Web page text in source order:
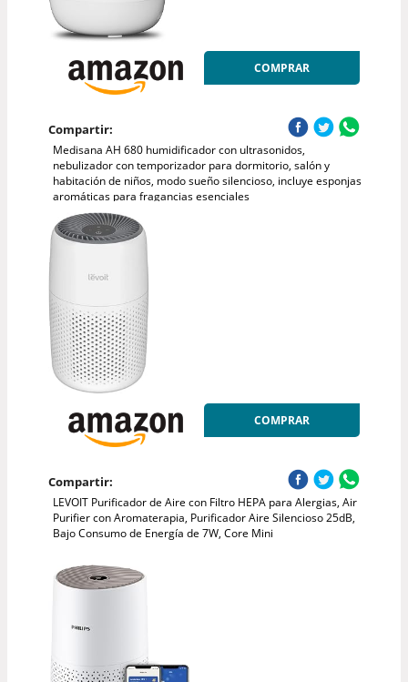
COMPRAR
Compartir:
Medisana AH 680 humidificador con ultrasonidos,
nebulizador con temporizador para dormitorio, salón y
habitación de niños, modo sueño silencioso, incluye esponjas
aromáticas para fragancias esenciales
COMPRAR
Compartir:
LEVOIT Purificador de Aire con Filtro HEPA para Alergias, Air
Purifier con Aromaterapia, Purificador Aire Silencioso 25dB,
Bajo Consumo de Energía de 7W, Core Mini